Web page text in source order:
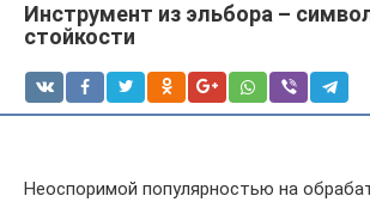
Инструмент из эльбора –
стойкости
Неоспоримой популярностью на